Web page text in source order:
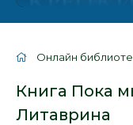
Онлайн
Книга Пока
Литаврина